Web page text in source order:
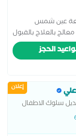
عين شمس
بالعلاج بالقبول
والإكتئاب والعلاج
الاسرية و
الحجز
إعلان
سلوك الاطفال